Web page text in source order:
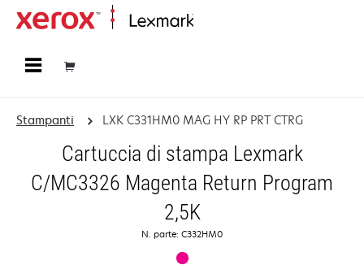
Stampanti LXK C331HM0 MAG HY RP PRT CTRG
Cartuccia di stampa Lexmark
C/MC3326 Magenta Return Program
2,5K
N. parte: C332HM0